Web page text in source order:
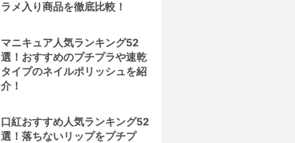
ラメ入り商品を徹底比較！
マニキュア人気ランキング52
選！おすすめのプチプラや速乾
タイプのネイルポリッシュを紹
介！
口紅おすすめ人気ランキング52
選！落ちないリップをプチプ